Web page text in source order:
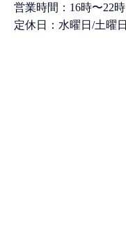
営業時間：16時〜22時
定休日：水曜日/土曜日